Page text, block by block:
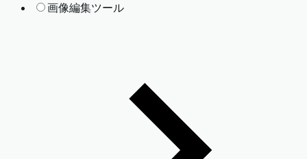
画像編集ツール